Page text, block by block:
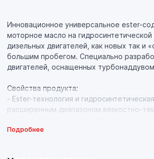
Инновационное универсальное ester-
моторное масло на
дизельных двигателей, как новых так и
большим пробегом. Специально
двигателей, оснащенных
Свойства продукта:
- Ester-технология и
расширенным диапазоном вязкостно-
двигателя на всех режимах работы: при
Подробнее